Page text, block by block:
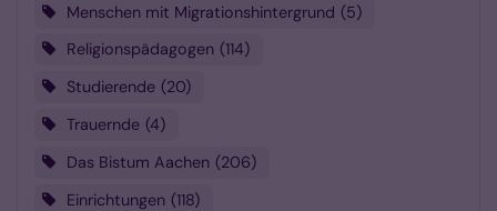
Menschen mit Migrationshintergrund 5
Religionspädagogen 114
Studierende 20
Trauernde 4
Das Bistum Aachen 206
Einrichtungen 118